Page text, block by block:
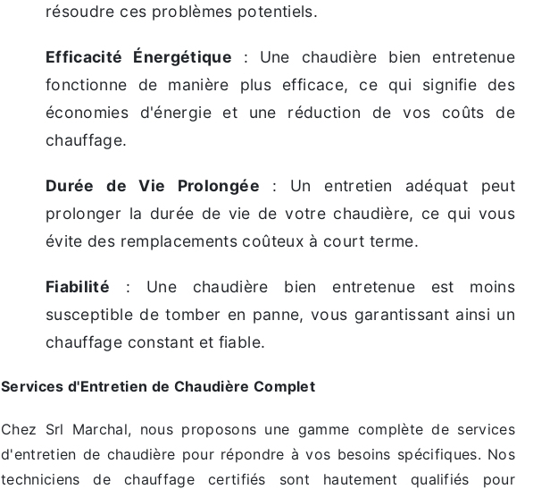
résoudre ces problèmes potentiels.
Efficacité Énergétique : Une chaudière bien entretenue
fonctionne de manière plus efficace, ce qui signifie des
économies d'énergie et une réduction de vos coûts de
chauffage.
Durée de Vie Prolongée : Un entretien adéquat peut
prolonger la durée de vie de votre chaudière, ce qui vous
évite des remplacements coûteux à court terme.
Fiabilité : Une chaudière bien entretenue est moins
susceptible de tomber en panne, vous garantissant ainsi un
chauffage constant et fiable.
Services d'Entretien de Chaudière Complet
Chez Srl Marchal, nous proposons une gamme complète de services
d'entretien de chaudière pour répondre à vos besoins spécifiques. Nos
techniciens de chauffage certifiés sont hautement qualifiés pour